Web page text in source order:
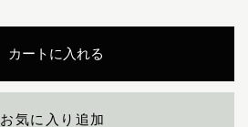
カートに入れる
お気に入り追加